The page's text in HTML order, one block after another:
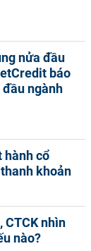
nửa đầu
báo
đầu ngành
hành cổ
khoản
CTCK nhìn
nào?